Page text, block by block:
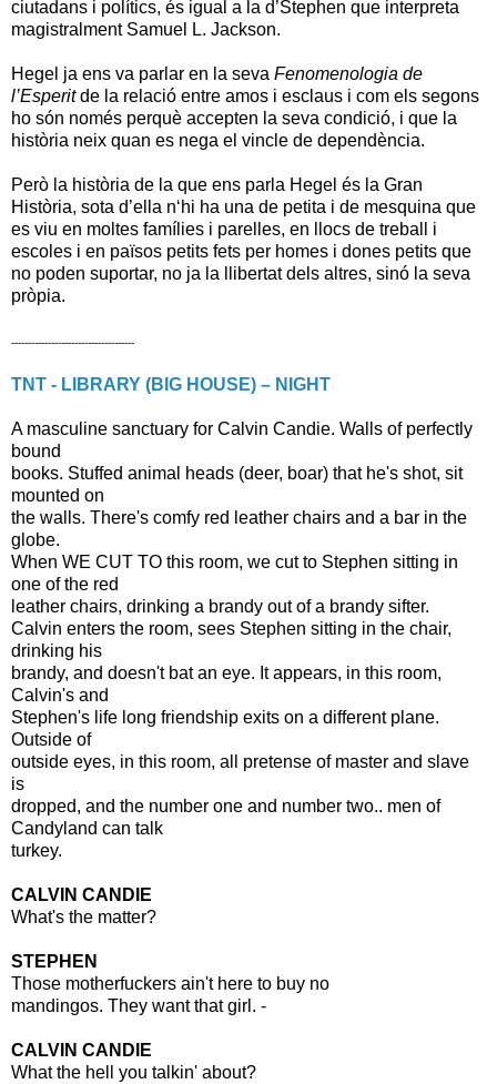
ciutadans i polítics, és igual a la d’Stephen que interpreta
magistralment Samuel L. Jackson.
Hegel ja ens va parlar en la seva Fenomenologia de
l’Esperitde la relació entre amos i esclaus i com els segons
ho són només perquè accepten la seva condició, i que la
història neix quan es nega el vincle de dependència.
Però la història de la que ens parla Hegel és la Gran
Història, sota d’ella n‘hi ha una de petita i de mesquina que
es viu en moltes famílies i parelles, en llocs de treball i
escoles i en països petits fets per homes i dones petits que
no poden suportar, no ja la llibertat dels altres, sinó la seva
pròpia.
-------------------------------------
TNT - LIBRARY (BIG HOUSE) – NIGHT
A masculine sanctuary for Calvin Candie. Walls of perfectly
bound
books. Stuffed animal heads (deer, boar) that he's shot, sit
mounted on
the walls. There's comfy red leather chairs and a bar in the
globe.
When WE CUT TO this room, we cut to Stephen sitting in
one of the red
leather chairs, drinking a brandy out of a brandy sifter.
Calvin enters the room, sees Stephen sitting in the chair,
drinking his
brandy, and doesn't bat an eye. It appears, in this room,
Calvin's and
Stephen's life long friendship exits on a different plane.
Outside of
outside eyes, in this room, all pretense of master and slave
is
dropped, and the number one and number two.. men of
Candyland can talk
turkey.
CALVIN CANDIE
What's the matter?
STEPHEN
Those motherfuckers ain't here to buy no
mandingos. They want that girl. -
CALVIN CANDIE
What the hell you talkin' about?